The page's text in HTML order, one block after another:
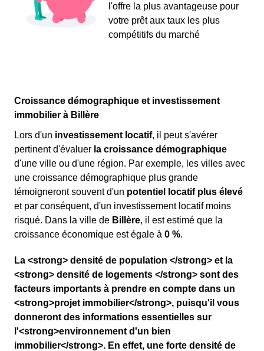
l'offre la plus avantageuse pour
votre prêt aux taux les plus
compétitifs du marché
Croissance démographique et investissement
immobilier à Billère
Lors d'un investissement locatif, il peut s'avérer
pertinent d'évaluer la croissance démographique
d'une ville ou d'une région. Par exemple, les villes avec
une croissance démographique plus grande
témoigneront souvent d'un potentiel locatif plus élevé
et par conséquent, d'un investissement locatif moins
risqué. Dans la ville de Billère, il est estimé que la
croissance économique est égale à 0 %.
La <strong> densité de population </strong> et la
<strong> densité de logements </strong> sont des
facteurs importants à prendre en compte dans un
<strong>projet immobilier</strong>, puisqu'il vous
donneront des informations essentielles sur
l'<strong>environnement d'un bien
immobilier</strong>. En effet, une forte densité de